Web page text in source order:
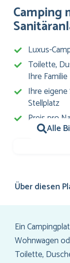
Camping
Luxus-
Toilette,
Ihre Familie
Ihre
Stellplatz
Preis pro
Alle
Über diesen
Ein
Wohnwagen
Toilette,